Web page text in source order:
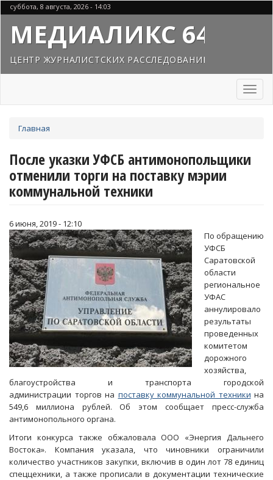
Перейти
к
основному
содержанию
суббота, 8 августа, 2026 - 14:03
МЕДИАЛИКС 64
ЦЕНТР ЖУРНАЛИСТСКИХ РАССЛЕДОВАНИЙ
Toggle
здесь
Главная
После указки УФСБ антимонопольщики
отменили торги на поставку мэрии
коммунальной техники
6 июня, 2019 - 12:10
По обращению
УФСБ
Саратовской
области
региональное
УФАС
аннулировало
результаты
проведенных
комитетом
дорожного
хозяйства,
благоустройства и транспорта городской
администрации торгов на поставку коммунальной техники на
549,6 миллиона рублей. Об этом сообщает пресс-служба
антимонопольного органа.
Итоги конкурса также обжаловала ООО «Энергия Дальнего
Востока». Компания указала, что чиновники ограничили
количество участников закупки, включив в один лот 78 единиц
спеццехники, а также прописали в документации технические